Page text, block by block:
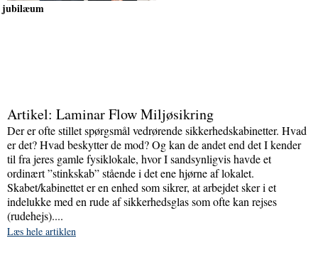
Artikel: Laminar Flow Miljøsikring
Der er ofte stillet spørgsmål vedrørende sikkerhedskabinetter. Hvad
er det? Hvad beskytter de mod? Og kan de andet end det I kender
til fra jeres gamle fysiklokale, hvor I sandsynligvis havde et
ordinært ”stinkskab” stående i det ene hjørne af lokalet.
Skabet/kabinettet er en enhed som sikrer, at arbejdet sker i et
indelukke med en rude af sikkerhedsglas som ofte kan rejses
(rudehejs)....
Læs hele artiklen